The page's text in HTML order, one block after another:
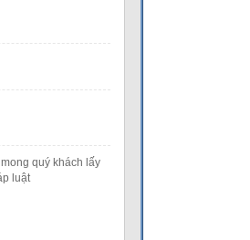
quý khách lấy
luật